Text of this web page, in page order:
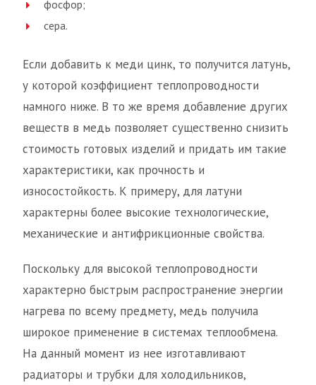
фосфор;
сера.
Если добавить к меди цинк, то получится латунь,
у которой коэффициент теплопроводности
намного ниже. В то же время добавление других
веществ в медь позволяет существенно снизить
стоимость готовых изделий и придать им такие
характеристики, как прочность и
износостойкость. К примеру, для латуни
характерны более высокие технологические,
механические и антифрикционные свойства.
Поскольку для высокой теплопроводности
характерно быстрым распространение энергии
нагрева по всему предмету, медь получила
широкое применение в системах теплообмена.
На данный момент из нее изготавливают
радиаторы и трубки для холодильников,